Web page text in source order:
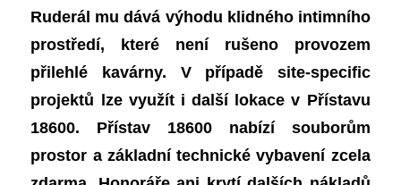
Ruderál mu dává výhodu klidného intimního
prostředí, které není rušeno provozem
přilehlé kavárny. V případě site-specific
projektů lze využít i další lokace v Přístavu
18600. Přístav 18600 nabízí souborům
prostor a základní technické vybavení zcela